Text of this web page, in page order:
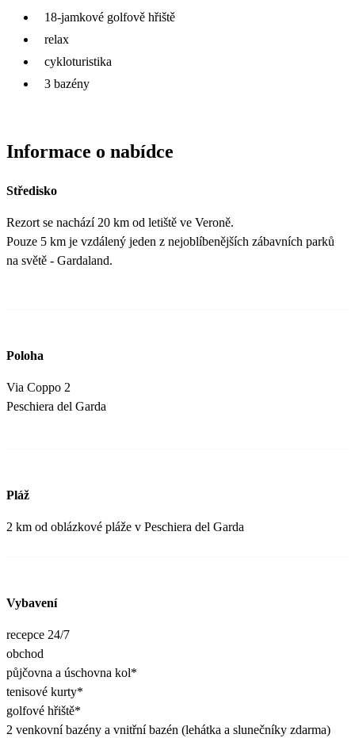
18-jamkové golfově hřiště
relax
cykloturistika
3 bazény
Informace o nabídce
Středisko
Rezort se nachází 20 km od letiště ve Veroně.
Pouze 5 km je vzdálený jeden z nejoblíbenějších zábavních parků
na světě - Gardaland.
Poloha
Via Coppo 2
Peschiera del Garda
Pláž
2 km od oblázkové pláže v Peschiera del Garda
Vybavení
recepce 24/7
obchod
půjčovna a úschovna kol*
tenisové kurty*
golfové hřiště*
2 venkovní bazény a vnitřní bazén (lehátka a slunečníky zdarma)